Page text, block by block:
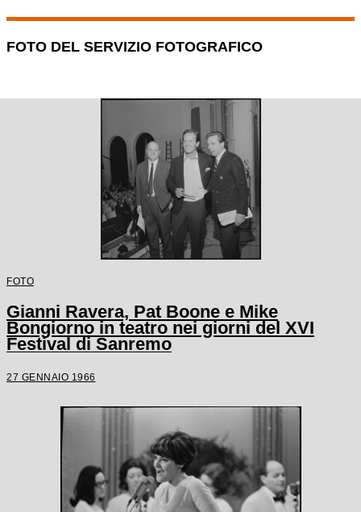
FOTO DEL SERVIZIO FOTOGRAFICO
FOTO
Gianni Ravera, Pat Boone e Mike
Bongiorno in teatro nei giorni del XVI
Festival di Sanremo
27 GENNAIO 1966